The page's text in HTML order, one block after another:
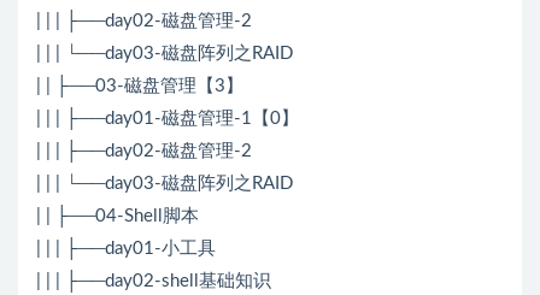
| | | ├──day02-磁盘管理-2
| | | └──day03-磁盘阵列之RAID
| | ├──03-磁盘管理【3】
| | | ├──day01-磁盘管理-1【0】
| | | ├──day02-磁盘管理-2
| | | └──day03-磁盘阵列之RAID
| | ├──04-Shell脚本
| | | ├──day01-小工具
| | | ├──day02-shell基础知识